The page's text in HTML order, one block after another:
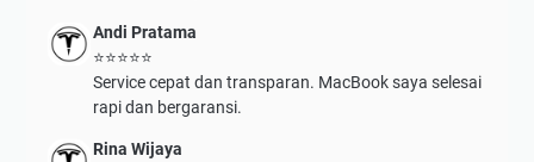
Andi Pratama
⭐⭐⭐⭐⭐
Service cepat dan transparan. MacBook saya selesai
rapi dan bergaransi.
Rina Wijaya